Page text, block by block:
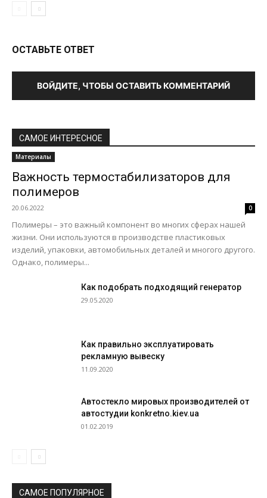
ОСТАВЬТЕ ОТВЕТ
ВОЙДИТЕ, ЧТОБЫ ОСТАВИТЬ КОММЕНТАРИЙ
САМОЕ ИНТЕРЕСНОЕ
Материалы
Важность термостабилизаторов для
полимеров
20.06.2022 0
Полимеры – это важный компонент во многих сферах нашей
жизни. Они используются в производстве пластиковых
изделий, упаковки, автомобильных деталей и многого другого.
Однако, полимеры...
Как подобрать подходящий генератор
29.05.2020
Как правильно эксплуатировать
рекламную вывеску
11.09.2020
Автостекло мировых производителей от
автостудии konkretno.kiev.ua
01.02.2019
САМОЕ ПОПУЛЯРНОЕ